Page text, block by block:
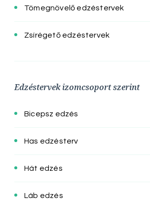
Tömegnövelő edzéstervek
Zsírégető edzéstervek
Edzéstervek izomcsoport szerint
Bicepsz edzés
Has edzésterv
Hát edzés
Láb edzés